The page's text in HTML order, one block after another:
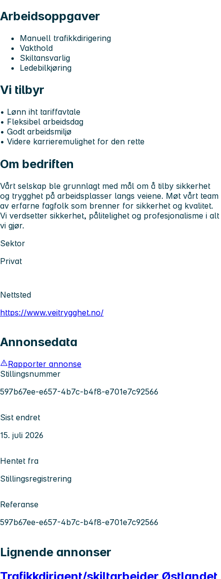
Arbeidsoppgaver
Manuell trafikkdirigering
Vakthold
Skiltansvarlig
Ledebilkjøring
Vi tilbyr
• Lønn iht tariffavtale
• Fleksibel arbeidsdag
• Godt arbeidsmiljø
• Videre karrieremulighet for den rette
Om bedriften
Vårt selskap ble grunnlagt med mål om å tilby sikkerhet
og trygghet på arbeidsplasser langs veiene. Møt vårt team
av erfarne fagfolk som brenner for sikkerhet og kvalitet.
Vi verdsetter sikkerhet, pålitelighet og profesjonalisme i alt
vi gjør.
Sektor
Privat
Nettsted
https://www.veitrygghet.no/
Annonsedata
Rapporter annonse
Stillingsnummer
597b67ee-e657-4b7c-b4f8-e701e7c92566
Sist endret
15. juli 2026
Hentet fra
Stillingsregistrering
Referanse
597b67ee-e657-4b7c-b4f8-e701e7c92566
Lignende annonser